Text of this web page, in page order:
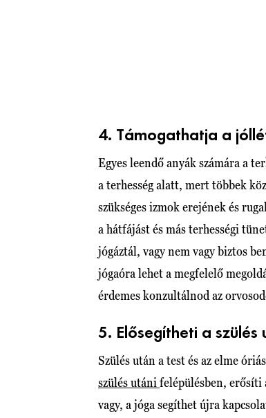
4. Támogathatja a
Egyes leendő anyák számára a
a terhesség alatt, mert többek
szükséges izmok erejének és
a hátfájást és más terhességi
jógáztál, vagy nem vagy biztos
jógaóra lehet a megfelelő
érdemes konzultálnod az
5. Elősegítheti a szülés
Szülés után a test és az elme
szülés utáni felépülésben, erősíti
vagy, a jóga segíthet újra